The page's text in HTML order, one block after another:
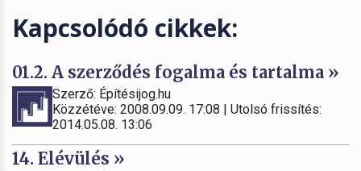
Kapcsolódó cikkek:
01.2. A szerződés fogalma és tartalma »
Szerző: Építésijog.hu
Közzétéve: 2008.09.09. 17:08 | Utolsó frissítés:
2014.05.08. 13:06
14. Elévülés »